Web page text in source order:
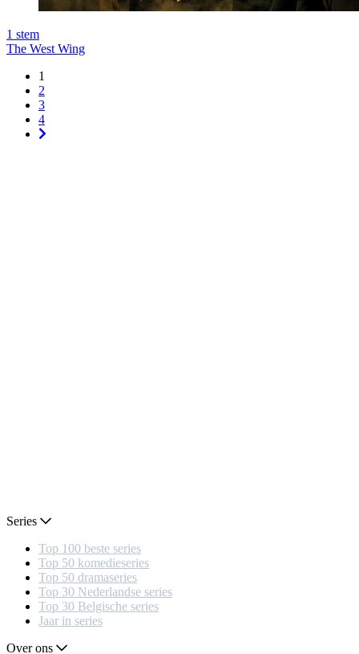
1 stem
The West Wing
1
2
3
4
Series
Top 100 beste series
Top 50 komedieseries
Top 50 dramaseries
Top 30 Nederlandse series
Top 30 Belgische series
Jaar in series
Over ons